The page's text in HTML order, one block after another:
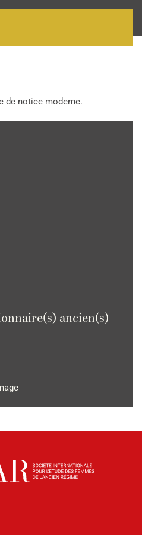
de notice moderne.
ancien(s)